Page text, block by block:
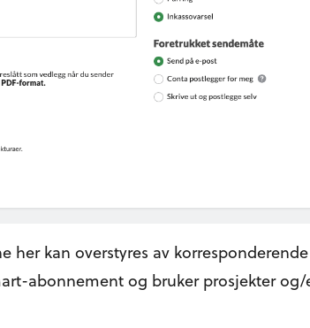
her kan overstyres av
abonnement og bruker prosjekter